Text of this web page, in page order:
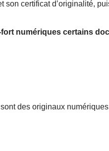
certificat d’originalité,
fort numériques certains
des originaux